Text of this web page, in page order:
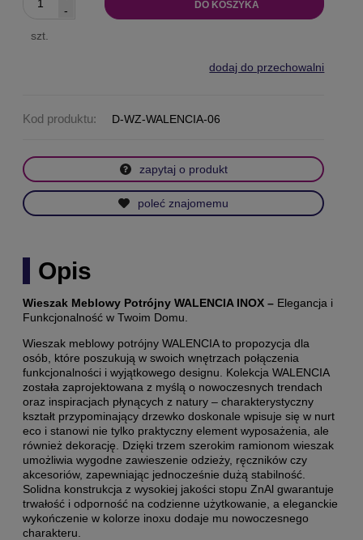
-
szt.
DO KOSZYKA
dodaj do przechowalni
Kod produktu: D-WZ-WALENCIA-06
zapytaj o produkt
poleć znajomemu
Opis
Wieszak Meblowy Potrójny WALENCIA INOX – Elegancja i
Funkcjonalność w Twoim Domu.
Wieszak meblowy potrójny WALENCIA to propozycja dla
osób, które poszukują w swoich wnętrzach połączenia
funkcjonalności i wyjątkowego designu. Kolekcja WALENCIA
została zaprojektowana z myślą o nowoczesnych trendach
oraz inspiracjach płynących z natury – charakterystyczny
kształt przypominający drzewko doskonale wpisuje się w nurt
eco i stanowi nie tylko praktyczny element wyposażenia, ale
również dekorację. Dzięki trzem szerokim ramionom wieszak
umożliwia wygodne zawieszenie odzieży, ręczników czy
akcesoriów, zapewniając jednocześnie dużą stabilność.
Solidna konstrukcja z wysokiej jakości stopu ZnAl gwarantuje
trwałość i odporność na codzienne użytkowanie, a eleganckie
wykończenie w kolorze inoxu dodaje mu nowoczesnego
charakteru.